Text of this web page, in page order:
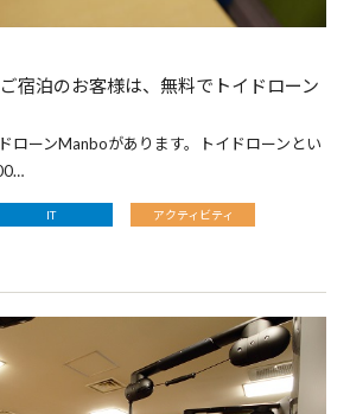
宿泊のお客様は、無料でトイドローン
ローンManboがあります。トイドローンとい
IT アクティビティ